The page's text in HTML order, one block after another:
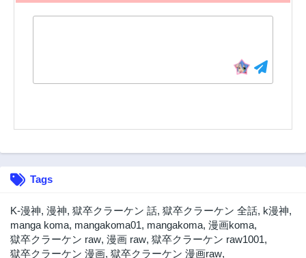
Tags
K-漫神, 漫神, 獄卒クラーケン 話, 獄卒クラーケン 全話, k漫神,
manga koma, mangakoma01, mangakoma, 漫画koma,
獄卒クラーケン raw, 漫画 raw, 獄卒クラーケン raw1001,
獄卒クラーケン 漫画, 獄卒クラーケン 漫画raw,